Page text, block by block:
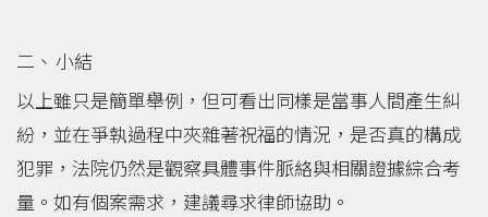
小結
以上雖只是簡單舉例，但可看出同樣是當事人間產生糾
紛，並在爭執過程中夾雜著祝福的情況，是否真的構成
犯罪，法院仍然是觀察具體事件脈絡與相關證據綜合考
量。如有個案需求，建議尋求律師協助。